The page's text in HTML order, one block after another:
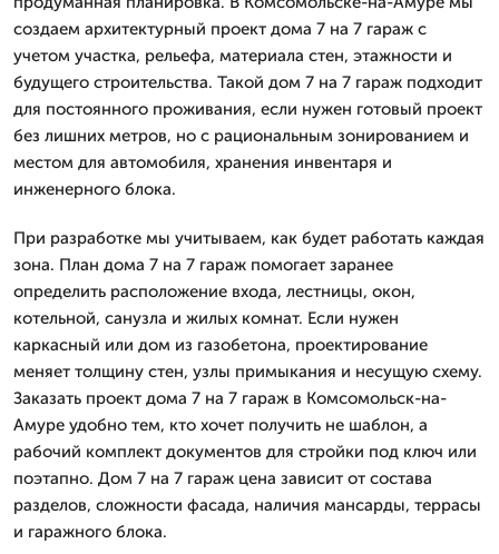
создаем архитектурный проект дома 7 на 7 гараж с
учетом участка, рельефа, материала стен, этажности и
будущего строительства. Такой дом 7 на 7 гараж подходит
для постоянного проживания, если нужен готовый проект
без лишних метров, но с рациональным зонированием и
местом для автомобиля, хранения инвентаря и
инженерного блока.
При разработке мы учитываем, как будет работать каждая
зона. План дома 7 на 7 гараж помогает заранее
определить расположение входа, лестницы, окон,
котельной, санузла и жилых комнат. Если нужен
каркасный или дом из газобетона, проектирование
меняет толщину стен, узлы примыкания и несущую схему.
Заказать проект дома 7 на 7 гараж в Комсомольск-на-
Амуре удобно тем, кто хочет получить не шаблон, а
рабочий комплект документов для стройки под ключ или
поэтапно. Дом 7 на 7 гараж цена зависит от состава
разделов, сложности фасада, наличия мансарды, террасы
и гаражного блока.